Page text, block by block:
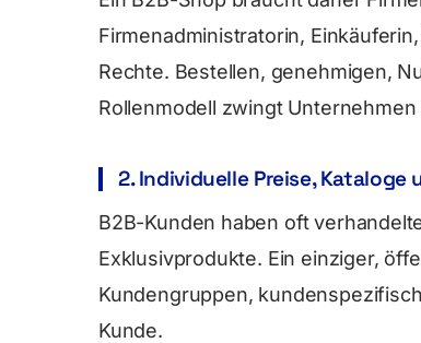
Firmenadministratorin,
Rechte. Bestellen, genehmigen,
Rollenmodell zwingt
2. Individuelle Preise,
B2B-Kunden haben oft
Exklusivprodukte. Ein einziger,
Kundengruppen,
Kunde.